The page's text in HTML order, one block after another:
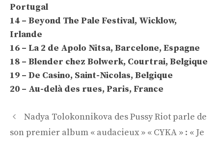
Portugal
14 – Beyond The Pale Festival, Wicklow,
Irlande
16 – La 2 de Apolo Nitsa, Barcelone, Espagne
18 – Blender chez Bolwerk, Courtrai, Belgique
19 – De Casino, Saint-Nicolas, Belgique
20 – Au-delà des rues, Paris, France
Navigation
des
Nadya Tolokonnikova des Pussy Riot parle de
son premier album « audacieux » « CYKA » : « Je